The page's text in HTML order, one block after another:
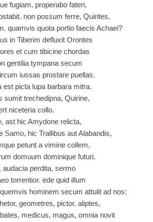
fugiam, properabo fateri,
non possum ferre, Quirites,
quamvis quota portio faecis Achaei?
in Tiberim defluxit Orontes
et cum tibicine chordas
gentilia tympana secum
iussas prostare puellas.
est picta lupa barbara mitra.
sumit trechedipna, Quirine,
niceteria collo.
ast hic Amydone relicta,
Samo, hic Trallibus aut Alabandis,
petunt a vimine collem,
domuum dominique futuri.
audacia perdita, sermo
torrentior. ede quid illum
hominem secum attulit ad nos:
geometres, pictor, aliptes,
medicus, magus, omnia novit